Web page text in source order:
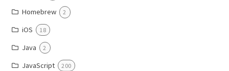
Homebrew 2
iOS 18
Java 2
JavaScript 200